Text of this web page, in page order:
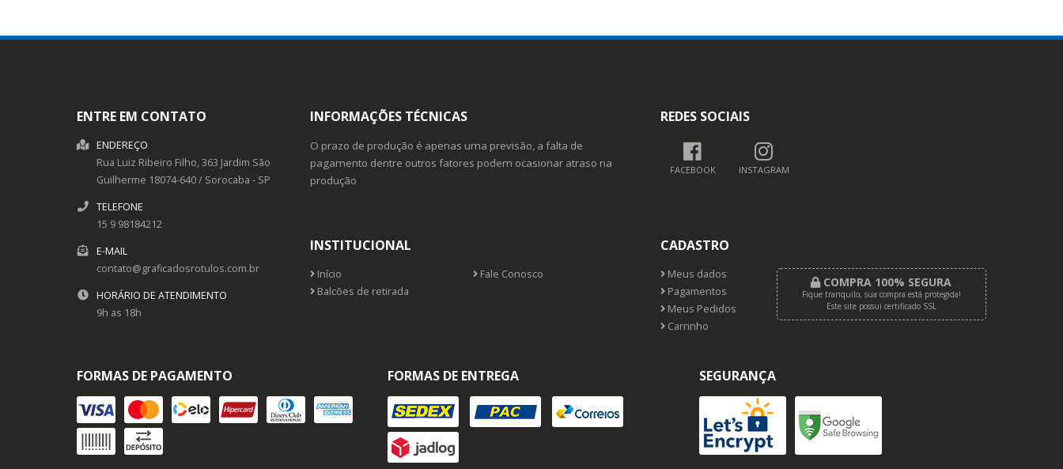
ENTRE EM CONTATO
ENDEREÇO
Rua Luiz Ribeiro Filho, 363 Jardim São
Guilherme 18074-640/ Sorocaba - SP
TELEFONE
15 9 98184212
E-MAIL
contato@graficadosrotulos.com.br
HORÁRIO DE ATENDIMENTO
9h as 18h
INFORMAÇÕES TÉCNICAS
O prazo de produção é apenas uma previsão, a falta de
pagamento dentre outros fatores podem ocasionar atraso na
produção
REDES SOCIAIS
FACEBOOK INSTAGRAM
INSTITUCIONAL
Início
Fale Conosco
Balcões de retirada
CADASTRO
Meus dados
Pagamentos
Meus Pedidos
Carrinho
COMPRA 100% SEGURA
Fique tranquilo, sua compra está protegida!
Este site possui certificado SSL
FORMAS DE PAGAMENTO FORMAS DE ENTREGA SEGURANÇA